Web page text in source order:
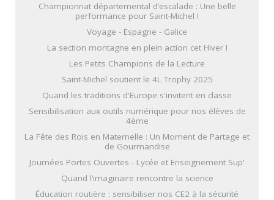
Championnat départemental d’escalade : Une belle
performance pour Saint-Michel !
Voyage - Espagne - Galice
La section montagne en plein action cet Hiver !
Les Petits Champions de la Lecture
Saint-Michel soutient le 4L Trophy 2025
Quand les traditions d'Europe s'invitent en classe
Sensibilisation aux outils numérique pour nos élèves de
4ème
La Fête des Rois en Maternelle : Un Moment de Partage et
de Gourmandise
Journées Portes Ouvertes - Lycée et Enseignement Sup'
Quand l’imaginaire rencontre la science
Éducation routière : sensibiliser nos CE2 à la sécurité